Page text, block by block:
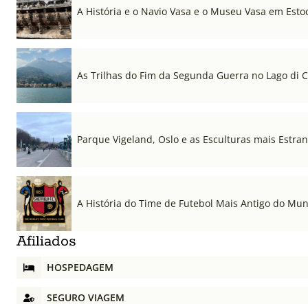
A História e o Navio Vasa e o Museu Vasa em
As Trilhas do Fim da Segunda Guerra no Lago di
Parque Vigeland, Oslo e as Esculturas mais
A História do Time de Futebol Mais Antigo do
Afiliados
HOSPEDAGEM
SEGURO VIAGEM